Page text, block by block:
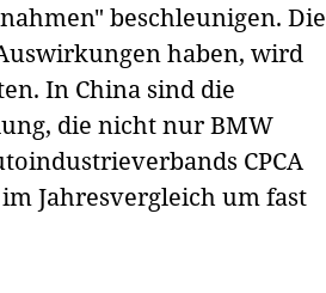
beschleunigen. Die
haben, wird
In China sind die
die nicht nur BMW
CPCA
Jahresvergleich um fast